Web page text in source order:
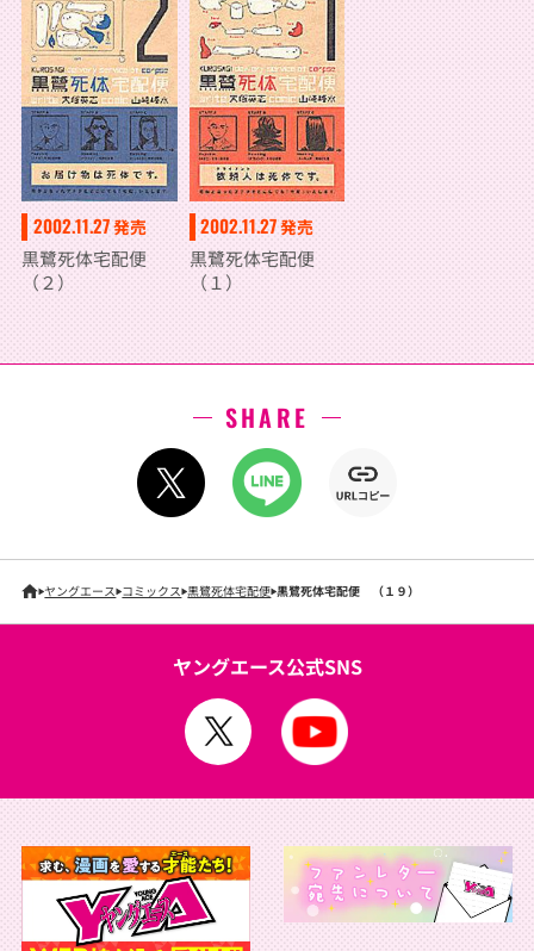
2002.11.27発売
黒鷺死体宅配便
（２）
2002.11.27発売
黒鷺死体宅配便
（１）
SHARE
ヤングエース コミックス 黒鷺死体宅配便 黒鷺死体宅配便 （１９）
ヤングエース公式SNS